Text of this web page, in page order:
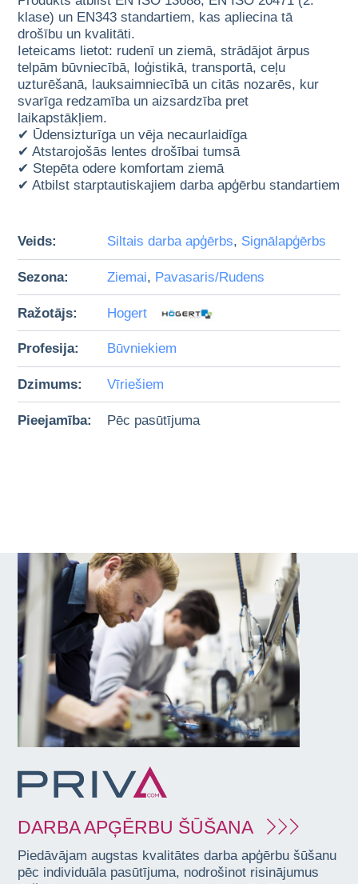
klase) un EN343 standartiem, kas apliecina tā
drošību un kvalitāti.
Ieteicams lietot: rudenī un ziemā, strādājot ārpus
telpām būvniecībā, loģistikā, transportā, ceļu
uzturēšanā, lauksaimniecībā un citās nozarēs, kur
svarīga redzamība un aizsardzība pret
laikapstākļiem.
✔ Ūdensizturīga un vēja necaurlaidīga
✔ Atstarojošās lentes drošībai tumsā
✔ Stepēta odere komfortam ziemā
✔ Atbilst starptautiskajiem darba apģērbu standartiem
Veids: Siltais darba apģērbs, Signālapģērbs
Sezona: Ziemai, Pavasaris/Rudens
Ražotājs: Hogert
Profesija: Būvniekiem
Dzimums: Vīriešiem
Pieejamība: Pēc pasūtījuma
DARBA APĢĒRBU ŠŪŠANA
Piedāvājam augstas kvalitātes darba apģērbu šūšanu
pēc individuāla pasūtījuma, nodrošinot risinājumus